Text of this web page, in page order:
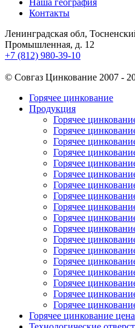
Контакты
Ленинградская обл,
Промышленная, д. 12
+7 (812) 980-39-10
© Cовгаз Цинкование 2007 -
Горячее цинкование
Продукция
Горячее
Горячее
Горячее
Горячее
Горячее
Горячее
Горячее
Горячее
Горячее
Горячее
Горячее
Горячее
Горячее
Горячее
Горячее
Горячее
Горячее
Горячее
Горячее цинкование цена